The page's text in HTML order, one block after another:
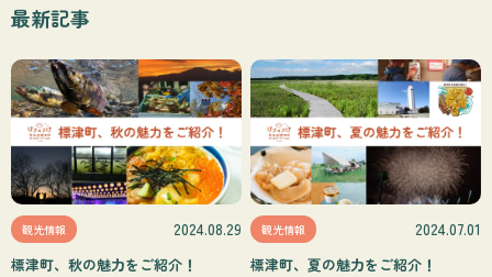
最新記事
観光情報 2024.08.29
標津町、秋の魅力をご紹介！
観光情報 2024.07.01
標津町、夏の魅力をご紹介！